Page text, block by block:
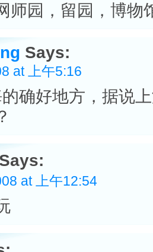
师园，留园，博物
Says:
at 上午5:16
确好地方，据说
at 上午12:54